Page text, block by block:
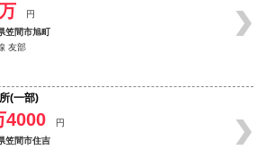
円
笠間市旭町
友部
(一部)
4000
円
笠間市住吉